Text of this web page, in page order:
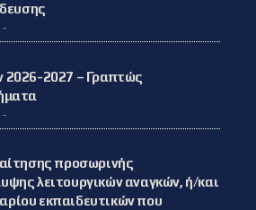
2026-2027 – Γραπτώς
προσωρινής
λειτουργικών αναγκών, ή/και
εκπαιδευτικών που